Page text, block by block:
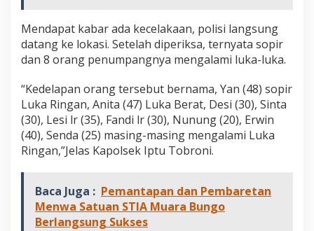
Mendapat kabar ada kecelakaan, polisi langsung
datang ke lokasi. Setelah diperiksa, ternyata sopir
dan 8 orang penumpangnya mengalami luka-luka.
“Kedelapan orang tersebut bernama, Yan (48) sopir
Luka Ringan, Anita (47) Luka Berat, Desi (30), Sinta
(30), Lesi lr (35), Fandi lr (30), Nunung (20), Erwin
(40), Senda (25) masing-masing mengalami Luka
Ringan,”Jelas Kapolsek Iptu Tobroni.
Baca Juga : Pemantapan dan Pembaretan
Menwa Satuan STIA Muara Bungo
Berlangsung Sukses